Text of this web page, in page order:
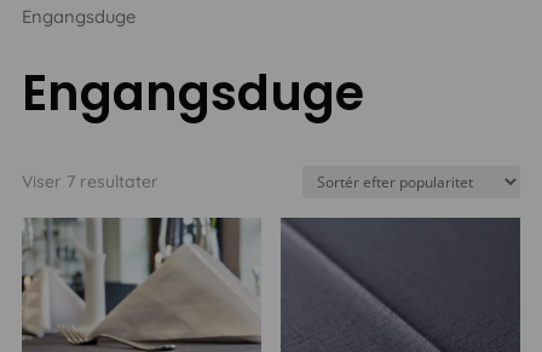
Engangsduge
Engangsduge
Viser 7 resultater
efter
popularitet